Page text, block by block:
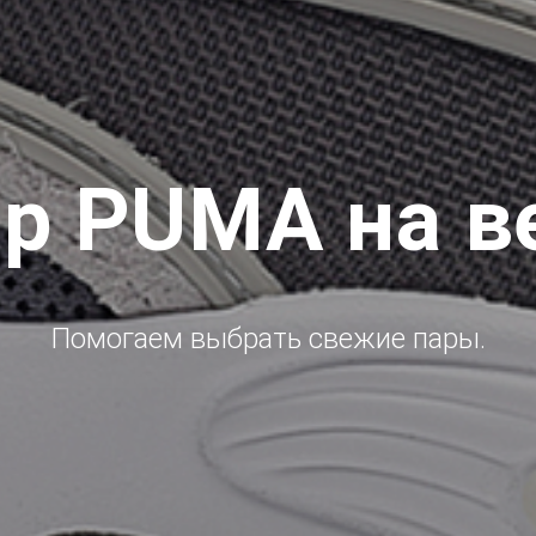
PUMA на
Помогаем выбрать свежие пары.